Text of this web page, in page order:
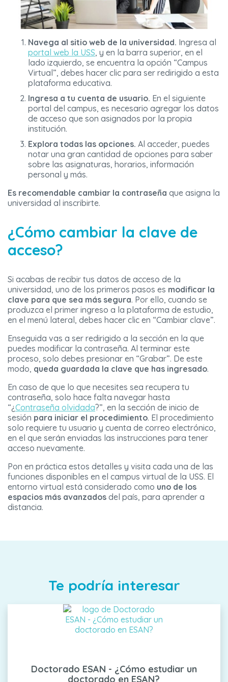
Navega al sitio web de la universidad. Ingresa al
portal web la USS, y en la barra superior, en el
lado izquierdo, se encuentra la opción “Campus
Virtual”, debes hacer clic para ser redirigido a esta
plataforma educativa.
Ingresa a tu cuenta de usuario. En el siguiente
portal del campus, es necesario agregar los datos
de acceso que son asignados por la propia
institución.
Explora todas las opciones. Al acceder, puedes
notar una gran cantidad de opciones para saber
sobre las asignaturas, horarios, información
personal y más.
Es recomendable cambiar la contraseña que asigna la
universidad al inscribirte.
¿Cómo cambiar la clave de
acceso?
Si acabas de recibir tus datos de acceso de la
universidad, uno de los primeros pasos es modificar la
clave para que sea más segura. Por ello, cuando se
produzca el primer ingreso a la plataforma de estudio,
en el menú lateral, debes hacer clic en “Cambiar clave”.
Enseguida vas a ser redirigido a la sección en la que
puedes modificar la contraseña. Al terminar este
proceso, solo debes presionar en “Grabar”. De este
modo, queda guardada la clave que has ingresado.
En caso de que lo que necesites sea recupera tu
contraseña, solo hace falta navegar hasta
“¿Contraseña olvidada?”, en la sección de inicio de
sesión para iniciar el procedimiento. El procedimiento
solo requiere tu usuario y cuenta de correo electrónico,
en el que serán enviadas las instrucciones para tener
acceso nuevamente.
Pon en práctica estos detalles y visita cada una de las
funciones disponibles en el campus virtual de la USS. El
entorno virtual está considerado como uno de los
espacios más avanzados del país, para aprender a
distancia.
Te podría interesar
Doctorado ESAN - ¿Cómo estudiar un
doctorado en ESAN?